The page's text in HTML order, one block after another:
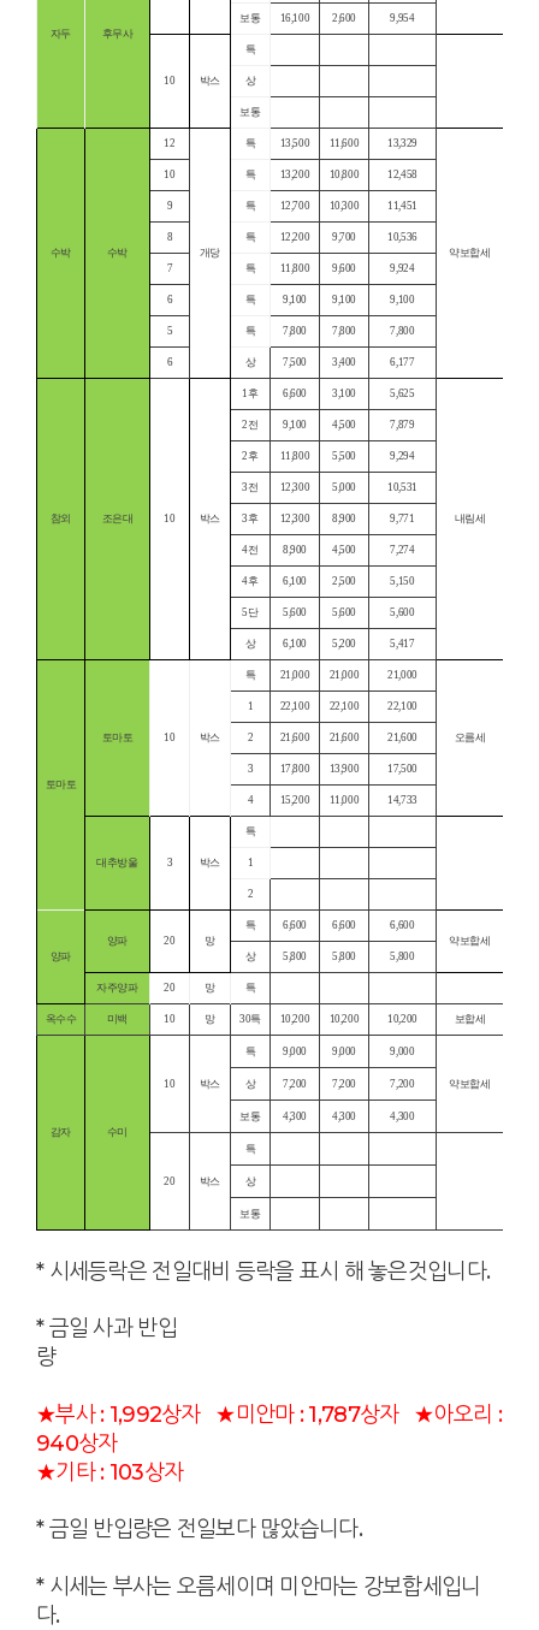
자두 후무사
보통 16,100 2,600 9,954
10 박스
특
상
보통
수박 수박
12
개당
특 13,500 11,600 13,329
약보합세
10 특 13,200 10,800 12,458
9 특 12,700 10,300 11,451
8 특 12,200 9,700 10,536
7 특 11,800 9,600 9,924
6 특 9,100 9,100 9,100
5 특 7,800 7,800 7,800
6 상 7,500 3,400 6,177
참외 조은대 10 박스
1후 6,600 3,100 5,625
내림세
2전 9,100 4,500 7,879
2후 11,800 5,500 9,294
3전 12,300 5,000 10,531
3후 12,300 8,900 9,771
4전 8,900 4,500 7,274
4후 6,100 2,500 5,150
5단 5,600 5,600 5,600
상 6,100 5,200 5,417
토마토
토마토 10 박스
특 21,000 21,000 21,000
오름세
1 22,100 22,100 22,100
2 21,600 21,600 21,600
3 17,800 13,900 17,500
4 15,200 11,000 14,733
대추방울 3 박스
특
1
2
양파
양파 20 망
특 6,600 6,600
6,600
약보합세
상
5,800 5,800 5,800
자주양파 20 망 특
옥수수 미백 10 망 30특 10,200 10,200 10,200 보합세
감자 수미
10 박스
특 9,000 9,000 9,000
약보합세
상 7,200 7,200 7,200
보통 4,300 4,300 4,300
20 박스
특
상
보통
* 시세등락은 전일대비 등락을 표시 해 놓은것입니다.
* 금일 사과 반입
량
★부사 : 1,992상자 ★미안마 : 1,787상자 ★아오리 :
940상자
★기타 : 103상자
* 금일 반입량은 전일보다 많았습니다.
* 시세는 부사는 오름세이며 미안마는 강보합세입니
다.